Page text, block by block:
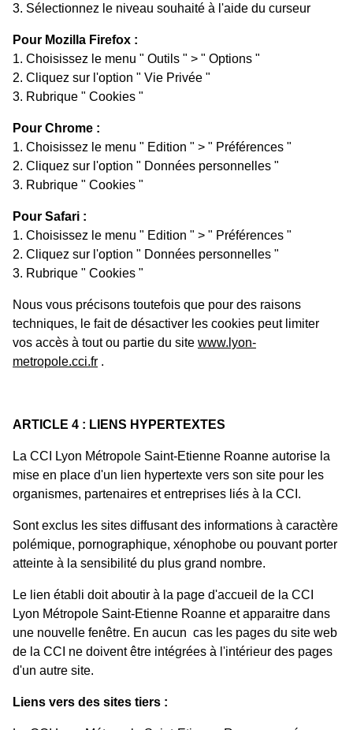
3. Sélectionnez le niveau souhaité à l'aide du curseur
Pour Mozilla Firefox :
1. Choisissez le menu " Outils " > " Options "
2. Cliquez sur l'option " Vie Privée "
3. Rubrique " Cookies "
Pour Chrome :
1. Choisissez le menu " Edition " > " Préférences "
2. Cliquez sur l'option " Données personnelles "
3. Rubrique " Cookies "
Pour Safari :
1. Choisissez le menu " Edition " > " Préférences "
2. Cliquez sur l'option " Données personnelles "
3. Rubrique " Cookies "
Nous vous précisons toutefois que pour des raisons
techniques, le fait de désactiver les cookies peut limiter
vos accès à tout ou partie du site www.lyon-
metropole.cci.fr .
ARTICLE 4 : LIENS HYPERTEXTES
La CCI Lyon Métropole Saint-Etienne Roanne autorise la
mise en place d'un lien hypertexte vers son site pour les
organismes, partenaires et entreprises liés à la CCI.
Sont exclus les sites diffusant des informations à caractère
polémique, pornographique, xénophobe ou pouvant porter
atteinte à la sensibilité du plus grand nombre.
Le lien établi doit aboutir à la page d'accueil de la CCI
Lyon Métropole Saint-Etienne Roanne et apparaitre dans
une nouvelle fenêtre. En aucun cas les pages du site web
de la CCI ne doivent être intégrées à l'intérieur des pages
d'un autre site.
Liens vers des sites tiers :